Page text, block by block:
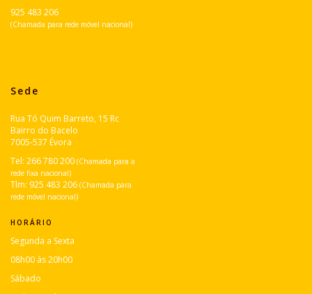
925 483 206
(Chamada para rede móvel nacional)
Sede
Rua Tó Quim Barreto, 15 Rc
Bairro do Bacelo
7005-537 Évora
Tel: 266 780 200 (Chamada para a
rede fixa nacional)
Tlm: 925 483 206 (Chamada para
rede móvel nacional)
HORÁRIO
Segunda a Sexta
08h00 às 20h00
Sábado